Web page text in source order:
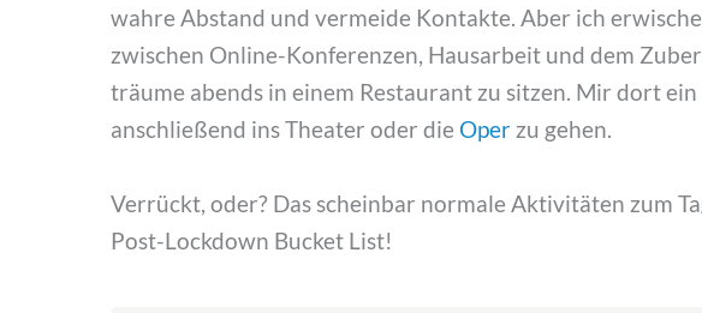
wahre Abstand und vermeide Kontakte. Aber ich
zwischen Online-Konferenzen, Hausarbeit und dem
träume abends in einem Restaurant zu sitzen. Mir dort
anschließend ins Theater oder die Oper zu gehen.
Verrückt, oder? Das scheinbar normale Aktivitäten zum
Post-Lockdown Bucket List!